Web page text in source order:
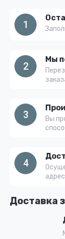
Доставка
1
2
Мы
3
Вы
4